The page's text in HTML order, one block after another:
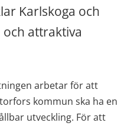
Karlskoga och
attraktiva
arbetar för att
kommun ska ha en
utveckling. För att